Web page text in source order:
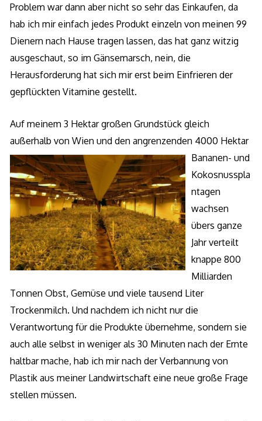
Problem war dann aber nicht so sehr das Einkaufen, da
hab ich mir einfach jedes Produkt einzeln von meinen 99
Dienern nach Hause tragen lassen, das hat ganz witzig
ausgeschaut, so im Gänsemarsch, nein, die
Herausforderung hat sich mir erst beim Einfrieren der
gepflückten Vitamine gestellt.
Auf meinem 3 Hektar großen Grundstück gleich
außerhalb von Wien und den angrenzenden 4000 Hektar
Bananen- und
Kokosnusspla
ntagen
wachsen
übers ganze
Jahr verteilt
knappe 800
Milliarden
Tonnen Obst, Gemüse und viele tausend Liter
Trockenmilch. Und nachdem ich nicht nur die
Verantwortung für die Produkte übernehme, sondern sie
auch alle selbst in weniger als 30 Minuten nach der Ernte
haltbar mache, hab ich mir nach der Verbannung von
Plastik aus meiner Landwirtschaft eine neue große Frage
stellen müssen.